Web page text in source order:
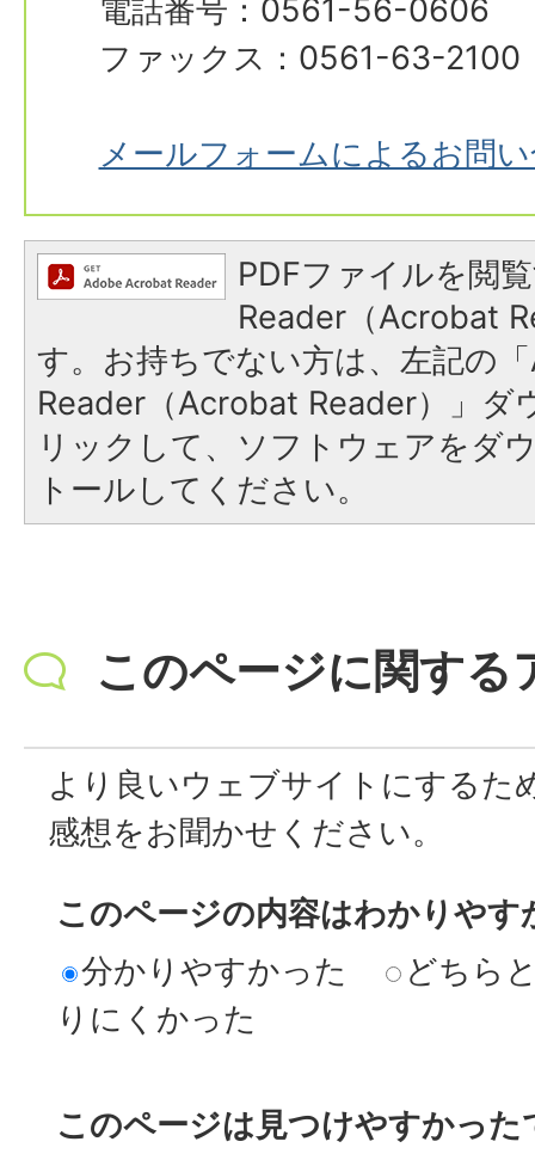
電話番号：0561-56-0606
ファックス：0561-63-2100
メールフォームによるお問
PDFファイルを閲
Reader（Acrobat
す。お持ちでない方は、左記の
Reader（Acrobat Reader）」ダ
リックして、ソフトウェアをダ
トールしてください。
このページに関する
より良いウェブサイトにするた
感想をお聞かせください。
このページの内容はわかりやす
分かりやすかった
どちら
りにくかった
このページは見つけやすかった